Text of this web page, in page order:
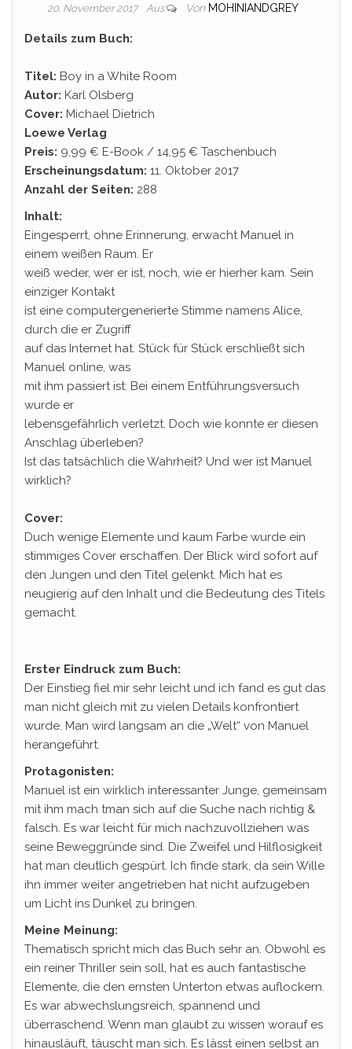
20. November 2017 Aus Von MOHINIANDGREY
Details zum Buch:
Titel: Boy in a White Room
Autor: Karl Olsberg
Cover: Michael Dietrich
Loewe Verlag
Preis: 9,99 € E-Book / 14,95 € Taschenbuch
Erscheinungsdatum: 11. Oktober 2017
Anzahl der Seiten: 288
Inhalt:
Eingesperrt, ohne Erinnerung, erwacht Manuel in
einem weißen Raum. Er
weiß weder, wer er ist, noch, wie er hierher kam. Sein
einziger Kontakt
ist eine computergenerierte Stimme namens Alice,
durch die er Zugriff
auf das Internet hat. Stück für Stück erschließt sich
Manuel online, was
mit ihm passiert ist: Bei einem Entführungsversuch
wurde er
lebensgefährlich verletzt. Doch wie konnte er diesen
Anschlag überleben?
Ist das tatsächlich die Wahrheit? Und wer ist Manuel
wirklich?
Cover:
Duch wenige Elemente und kaum Farbe wurde ein
stimmiges Cover erschaffen. Der Blick wird sofort auf
den Jungen und den Titel gelenkt. Mich hat es
neugierig auf den Inhalt und die Bedeutung des Titels
gemacht.
Erster Eindruck zum Buch:
Der Einstieg fiel mir sehr leicht und ich fand es gut das
man nicht gleich mit zu vielen Details konfrontiert
wurde. Man wird langsam an die „Welt“ von Manuel
herangeführt.
Protagonisten:
Manuel ist ein wirklich interessanter Junge, gemeinsam
mit ihm mach tman sich auf die Suche nach richtig &
falsch. Es war leicht für mich nachzuvollziehen was
seine Beweggründe sind. Die Zweifel und Hilflosigkeit
hat man deutlich gespürt. Ich finde stark, da sein Wille
ihn immer weiter angetrieben hat nicht aufzugeben
um Licht ins Dunkel zu bringen.
Meine Meinung:
Thematisch spricht mich das Buch sehr an. Obwohl es
ein reiner Thriller sein soll, hat es auch fantastische
Elemente, die den ernsten Unterton etwas auflockern.
Es war abwechslungsreich, spannend und
überraschend. Wenn man glaubt zu wissen worauf es
hinausläuft, täuscht man sich. Es lässt einen selbst an